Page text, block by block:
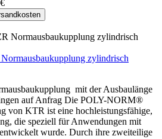
zylindrisch
mit der Ausbaulänge
auf Anfrag Die POLY-NORM®
von KTR ist eine hochleistungsfähige,
die speziell für Anwendungen mit
wurde. Durch ihre zweiteilige